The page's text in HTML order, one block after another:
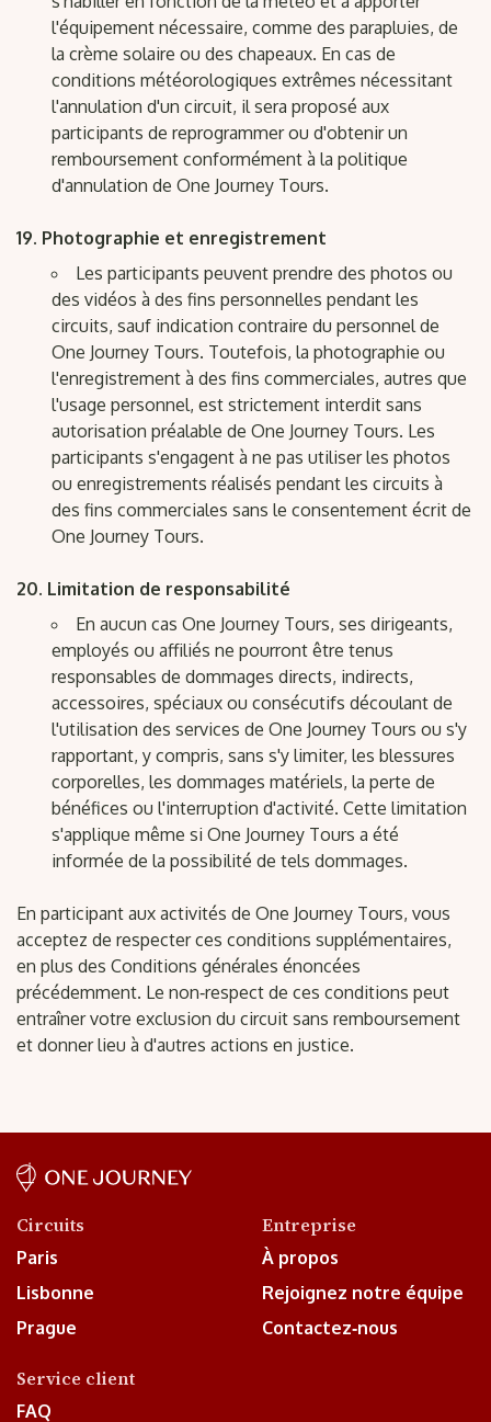
l'équipement nécessaire, comme des parapluies, de
la crème solaire ou des chapeaux. En cas de
conditions météorologiques extrêmes nécessitant
l'annulation d'un circuit, il sera proposé aux
participants de reprogrammer ou d'obtenir un
remboursement conformément à la politique
d'annulation de One Journey Tours.
Photographie et enregistrement
Les participants peuvent prendre des photos ou
des vidéos à des fins personnelles pendant les
circuits, sauf indication contraire du personnel de
One Journey Tours. Toutefois, la photographie ou
l'enregistrement à des fins commerciales, autres que
l'usage personnel, est strictement interdit sans
autorisation préalable de One Journey Tours. Les
participants s'engagent à ne pas utiliser les photos
ou enregistrements réalisés pendant les circuits à
des fins commerciales sans le consentement écrit de
One Journey Tours.
Limitation de responsabilité
En aucun cas One Journey Tours, ses dirigeants,
employés ou affiliés ne pourront être tenus
responsables de dommages directs, indirects,
accessoires, spéciaux ou consécutifs découlant de
l'utilisation des services de One Journey Tours ou s'y
rapportant, y compris, sans s'y limiter, les blessures
corporelles, les dommages matériels, la perte de
bénéfices ou l'interruption d'activité. Cette limitation
s'applique même si One Journey Tours a été
informée de la possibilité de tels dommages.
En participant aux activités de One Journey Tours, vous
acceptez de respecter ces conditions supplémentaires,
en plus des Conditions générales énoncées
précédemment. Le non‑respect de ces conditions peut
entraîner votre exclusion du circuit sans remboursement
et donner lieu à d'autres actions en justice.
Circuits
Paris
Lisbonne
Prague
Entreprise
À propos
Rejoignez notre équipe
Contactez‑nous
Service client
FAQ